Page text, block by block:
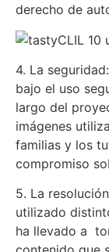
derecho de
4. La
bajo el uso
largo del
imágenes
familias y los
compromiso
5. La
utilizado
ha llevado a